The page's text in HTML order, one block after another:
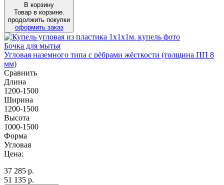
В корзину
Товар в корзине.
продолжить покупки
оформить заказ
Бочка для мытья
Угловая наземного типа с рёбрами жёсткости (толщина ПП 8
мм)
Сравнить
Длина
1200-1500
Ширина
1200-1500
Высота
1000-1500
Форма
Угловая
Цена:
37 285 р.
51 135 р.